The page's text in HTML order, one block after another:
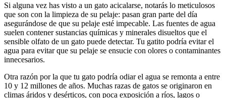
Si alguna vez has visto a un gato acicalarse, notarás lo meticulosos
que son con la limpieza de su pelaje: pasan gran parte del día
asegurándose de que su pelaje esté impecable. Las fuentes de agua
suelen contener sustancias químicas y minerales disueltos que el
sensible olfato de un gato puede detectar. Tu gatito podría evitar el
agua para evitar que su pelaje se ensucie con olores o contaminantes
innecesarios.
Otra razón por la que tu gato podría odiar el agua se remonta a entre
10 y 12 millones de años. Muchas razas de gatos se originaron en
climas áridos y desérticos, con poca exposición a ríos, lagos o